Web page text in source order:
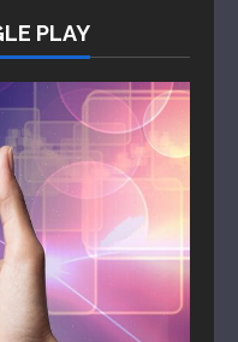
PLAY